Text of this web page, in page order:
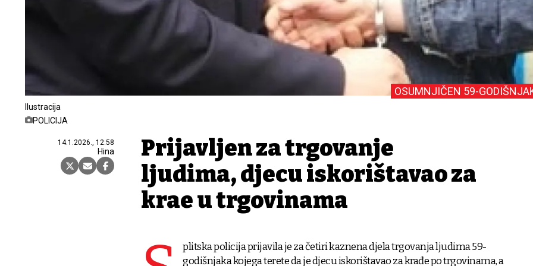
Ilustracija
POLICIJA
14.1.2026., 12:58
Hina
OSUMNJIČEN 59-
Prijavljen za trgovanje
ljudima, djecu iskorištavao za
krađe u trgovinama
plitska policija prijavila je za četiri kaznena djela trgovanja ljudima 59-
godišnjaka kojega terete da je djecu iskorištavao za krađe po trgovinama, a